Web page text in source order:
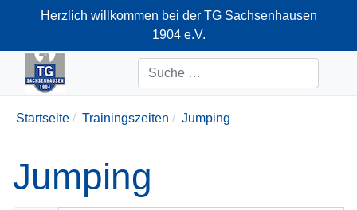
Herzlich willkommen bei der TG Sachsenhausen
1904 e.V.
+49-69-66374712
Suchen
Startseite Trainingszeiten Jumping
Jumping